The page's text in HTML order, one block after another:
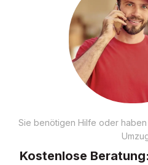
Sie benötigen Hilfe oder haben
Kostenlose Beratung: